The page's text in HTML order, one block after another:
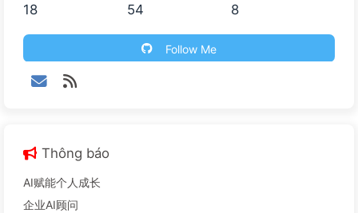
18 54 8
Follow Me
Thông báo
AI赋能个人成长
企业AI顾问